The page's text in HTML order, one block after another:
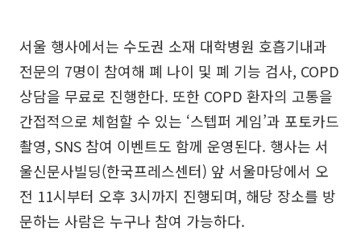
서울 행사에서는 수도권 소재 대학병원 호흡기내과
전문의 7명이 참여해 폐 나이 및 폐 기능 검사, COPD
상담을 무료로 진행한다. 또한 COPD 환자의 고통을
간접적으로 체험할 수 있는 ‘스텝퍼 게임’과 포토카드
촬영, SNS 참여 이벤트도 함께 운영된다. 행사는 서
울신문사빌딩(한국프레스센터) 앞 서울마당에서 오
전 11시부터 오후 3시까지 진행되며, 해당 장소를 방
문하는 사람은 누구나 참여 가능하다.